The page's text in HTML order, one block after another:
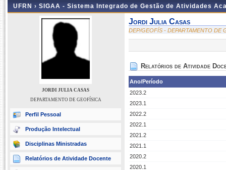
UFRN › SIGAA - Sistema Integrado de Gestão de Atividades
JORDI JULIA CASAS
DEPARTAMENTO DE GEOFÍSICA
Perfil Pessoal
Produção Intelectual
Disciplinas Ministradas
Relatórios de Atividade Docente
Jordi Julia Casas
DEP/GEOFÍS - DEPARTAMENTO DE
Relatórios de Atividade
Ano/Período
2023.2
2023.1
2022.2
2022.1
2021.2
2021.1
2020.2
2020.1